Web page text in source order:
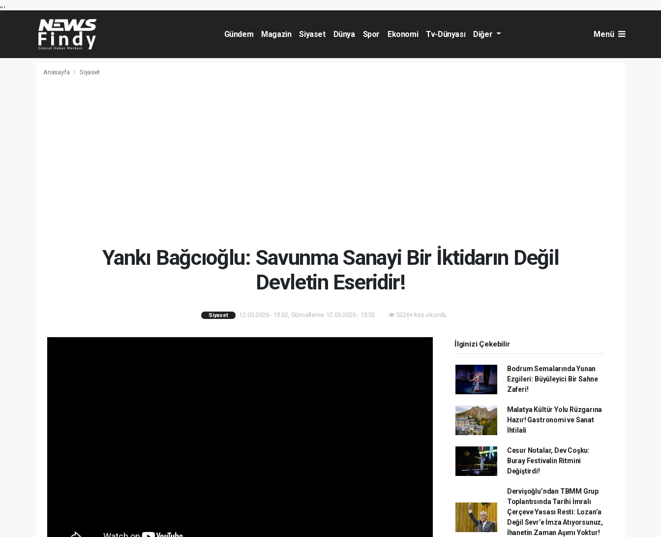
,,,
Gündem Magazin Siyaset Dünya Spor Ekonomi Tv-Dünyası Diğer Menü
Anasayfa Siyaset
Yankı Bağcıoğlu: Savunma Sanayi Bir İktidarın Değil
Devletin Eseridir!
Siyaset 12.03.2026 - 13:02, Güncelleme: 12.03.2026 - 13:02 5226+ kez okundu.
İlginizi Çekebilir
Bodrum Semalarında Yunan
Ezgileri: Büyüleyici Bir Sahne
Zaferi!
Malatya Kültür Yolu Rüzgarına
Hazır! Gastronomi ve Sanat
İhtilali
Cesur Notalar, Dev Coşku:
Buray Festivalin Ritmini
Değiştirdi!
Dervişoğlu’ndan TBMM Grup
Toplantısında Tarihi İmralı
Çerçeve Yasası Resti: Lozan’a
Değil Sevr’e İmza Atıyorsunuz,
İhanetin Zaman Aşımı Yoktur!